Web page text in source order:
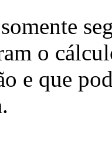
o
e que